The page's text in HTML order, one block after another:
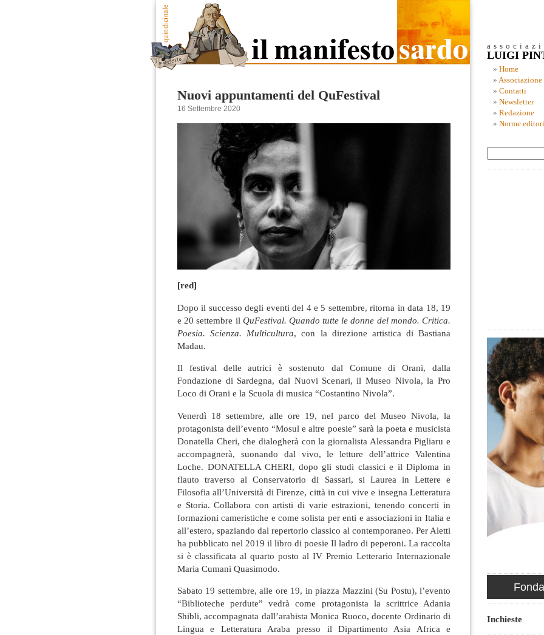
Nuovi appuntamenti del QuFestival
16 Settembre 2020
[red]
Dopo il successo degli eventi del 4 e 5 settembre, ritorna in data 18, 19
e 20 settembre il QuFestival. Quando tutte le donne del mondo. Critica.
Poesia. Scienza. Multicultura, con la direzione artistica di Bastiana
Madau.
Il festival delle autrici è sostenuto dal Comune di Orani, dalla
Fondazione di Sardegna, dal Nuovi Scenari, il Museo Nivola, la Pro
Loco di Orani e la Scuola di musica “Costantino Nivola”.
Venerdì 18 settembre, alle ore 19, nel parco del Museo Nivola, la
protagonista dell’evento “Mosul e altre poesie” sarà la poeta e musicista
Donatella Cheri, che dialogherà con la giornalista Alessandra Pigliaru e
accompagnerà, suonando dal vivo, le letture dell’attrice Valentina
Loche. DONATELLA CHERI, dopo gli studi classici e il Diploma in
flauto traverso al Conservatorio di Sassari, si Laurea in Lettere e
Filosofia all’Università di Firenze, città in cui vive e insegna Letteratura
e Storia. Collabora con artisti di varie estrazioni, tenendo concerti in
formazioni cameristiche e come solista per enti e associazioni in Italia e
all’estero, spaziando dal repertorio classico al contemporaneo. Per Aletti
ha pubblicato nel 2019 il libro di poesie Il ladro di peperoni. La raccolta
si è classificata al quarto posto al IV Premio Letterario Internazionale
Maria Cumani Quasimodo.
Sabato 19 settembre, alle ore 19, in piazza Mazzini (Su Postu), l’evento
“Biblioteche perdute” vedrà come protagonista la scrittrice Adania
Shibli, accompagnata dall’arabista Monica Ruoco, docente Ordinario di
Lingua e Letteratura Araba presso il Dipartimento Asia Africa e
LUIGI
Home
Associazione
Contatti
Newsletter
Redazione
Norme
Inchieste